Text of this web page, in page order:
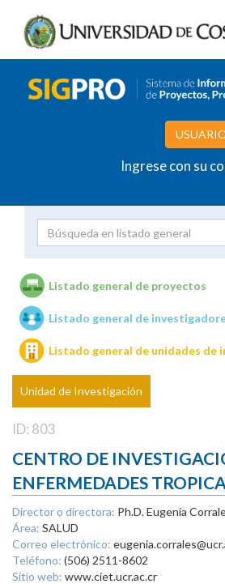
Ingrese con su
Unidades de investigación
Listado general de proyectos
Listado general de
Listado general de unidades de
Unidad de Investigación
ID: 803
CENTRO DE
ENFERMEDADES
Director o directora: Ph.D. Eugenia
Área: SALUD
Correo electrónico:
Teléfono: (506) 2511-8602
Sitio web: www.ciet.ucr.ac.cr